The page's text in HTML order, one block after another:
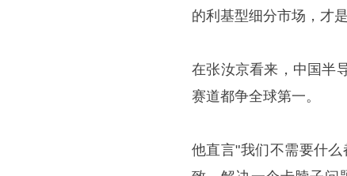
的利基型细分市场，才
在张汝京看来，中国半
赛道都争全球第一。
他直言"我们不需要什